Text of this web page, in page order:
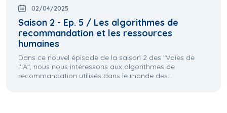
02/04/2025
Saison 2 - Ep. 5 / Les algorithmes de
recommandation et les ressources
humaines
Dans ce nouvel épisode de la saison 2 des "Voies de
l'IA", nous nous intéressons aux algorithmes de
recommandation utilisés dans le monde des...